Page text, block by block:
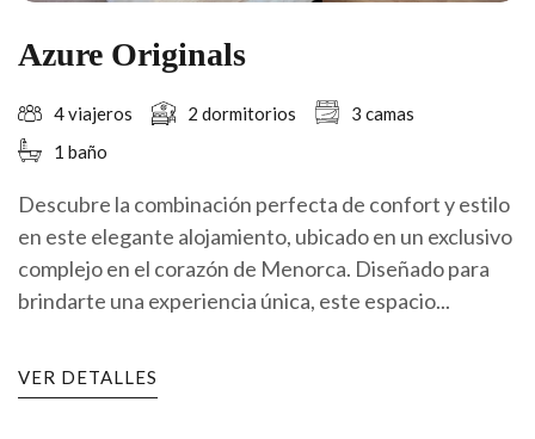
Azure Originals
4 viajeros 2 dormitorios
3 camas
1 baño
Descubre la combinación perfecta de confort y estilo
en este elegante alojamiento, ubicado en un exclusivo
complejo en el corazón de Menorca. Diseñado para
brindarte una experiencia única, este espacio...
VER DETALLES